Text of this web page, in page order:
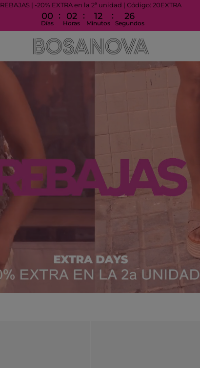
REBAJAS | -20% EXTRA en la 2ª unidad | Código: 20EXTRA
00
Días
: 02
Horas
: 12
Minutos
: 20
Segundos